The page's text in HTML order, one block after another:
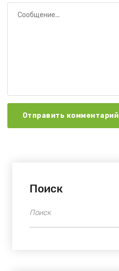
Отправить комментарий
Поиск